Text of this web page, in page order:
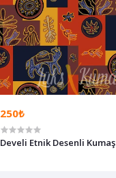
250₺
Develi Etnik Desenli Kumaş